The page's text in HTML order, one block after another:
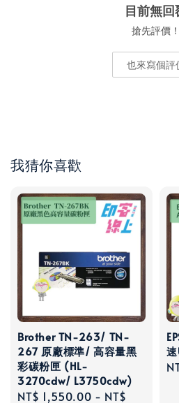
目前無回
搶先評價！
也來寫個評
我猜你喜歡
Brother TN-263/ TN-
267 原廠標準/ 高容量黑
彩碳粉匣 (HL-
3270cdw/ L3750cdw)
Regular
NT$ 1,550.00 - NT$